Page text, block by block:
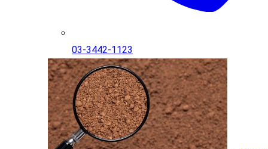
03-3442-1123